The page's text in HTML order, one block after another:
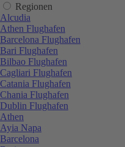
Regionen
Alcudia
Athen Flughafen
Barcelona Flughafen
Bari Flughafen
Bilbao Flughafen
Cagliari Flughafen
Catania Flughafen
Chania Flughafen
Dublin Flughafen
Athen
Ayia Napa
Barcelona